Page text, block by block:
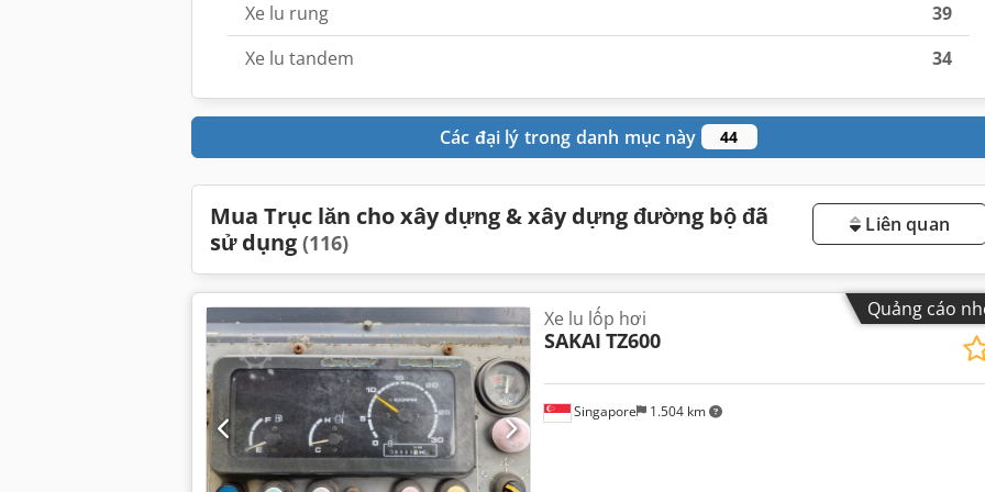
Xe lu rung
39
Xe lu tandem
34
Các đại lý trong danh mục này 44
Mua Trục lăn cho xây dựng & xây dựng đường bộ đã
sử dụng (116)
Liên quan
Quảng cáo
Singapore 1.504 km
Xe lu lốp hơi
SAKAI TZ600